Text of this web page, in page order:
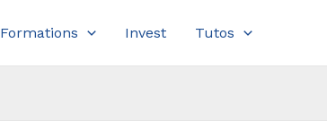
Formations Invest Tutos